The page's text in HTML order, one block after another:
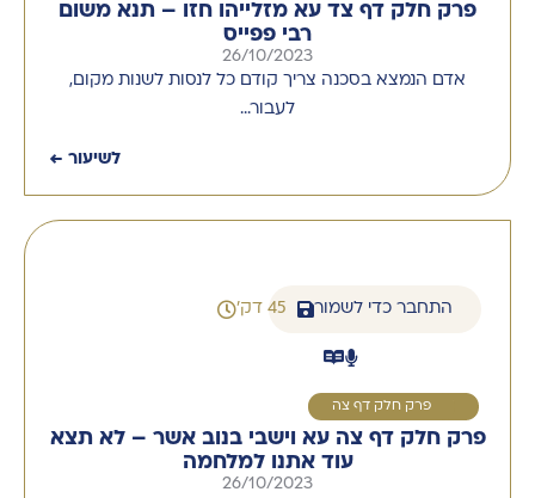
פרק חלק דף צד עא מזלייהו חזו – תנא משום
רבי פפייס
26/10/2023
אדם הנמצא בסכנה צריך קודם כל לנסות לשנות מקום,
לעבור…
לשיעור ←
התחבר כדי לשמור 45 דק'
פרק חלק דף צה
פרק חלק דף צה עא וישבי בנוב אשר – לא תצא
עוד אתנו למלחמה
26/10/2023